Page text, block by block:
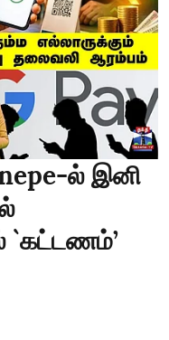
ல் இனி
`கட்டணம்’